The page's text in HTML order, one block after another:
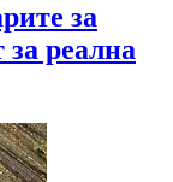
за
за реална